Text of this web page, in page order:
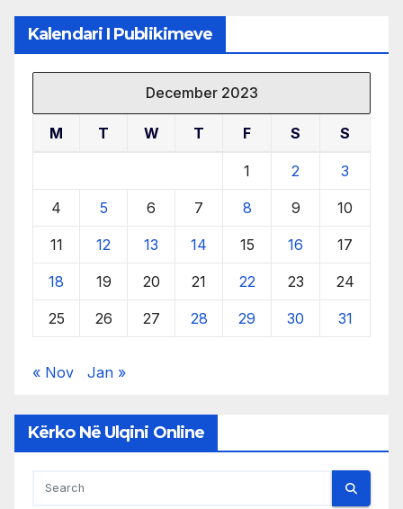
Kalendari I Publikimeve
December 2023
M T W T F S S
1 2 3
4 5 6 7 8 9 10
11 12 13 14 15 16 17
18 19 20 21 22 23 24
25 26 27 28 29 30 31
« Nov Jan »
Kërko Në Ulqini Online